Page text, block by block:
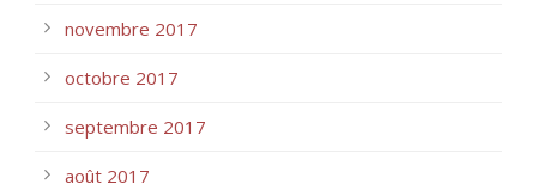
novembre 2017
octobre 2017
septembre 2017
août 2017